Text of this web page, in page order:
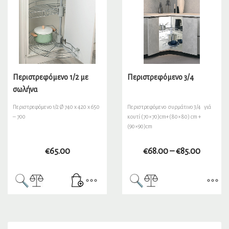
Περιστρεφόμενο 1/2 με
σωλήνα
Περιστρεφόμενο 1/2 Ø 740 x 420 x 650
– 700
€65.00
Περιστρεφόμενο 3/4
Περιστρεφόμενο συρμάτινο 3/4 γιά
κουτί (70×70)cm+(80×80) cm +
(90×90)cm
€68.00–€85.00